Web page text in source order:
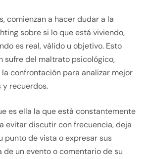
comienzan a hacer dudar a la
sobre si lo que está viviendo,
es real, válido u objetivo. Esto
sufre del maltrato psicológico,
confrontación para analizar mejor
y recuerdos.
es ella la que está constantemente
evitar discutir con frecuencia, deja
punto de vista o expresar sus
de un evento o comentario de su